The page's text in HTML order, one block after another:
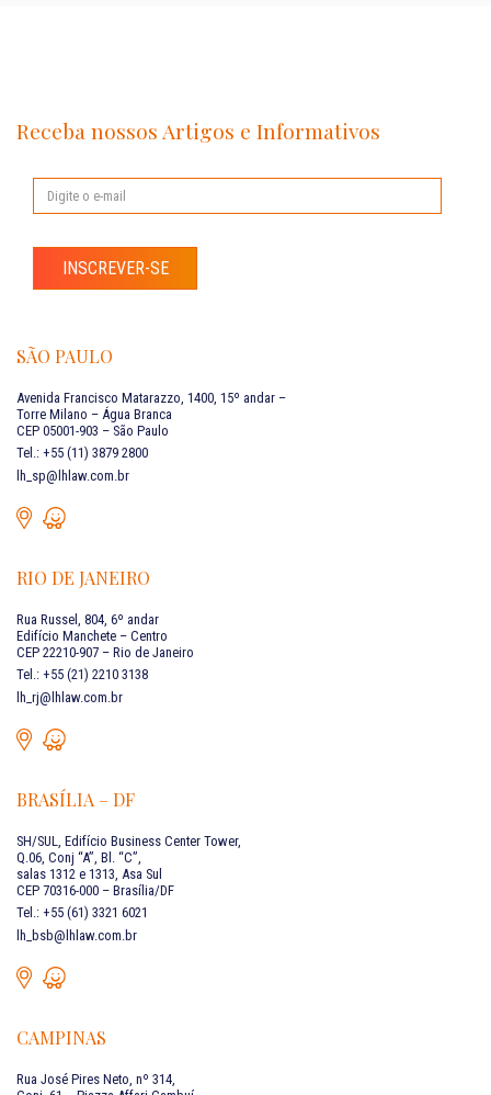
Receba nossos Artigos e Informativos
INSCREVER-SE
SÃO PAULO
Avenida Francisco Matarazzo, 1400, 15º andar –
Torre Milano – Água Branca
CEP 05001-903 – São Paulo
Tel.: +55 (11) 3879 2800
lh_sp@lhlaw.com.br
RIO DE JANEIRO
Rua Russel, 804, 6º andar
Edifício Manchete – Centro
CEP 22210-907 – Rio de Janeiro
Tel.: +55 (21) 2210 3138
lh_rj@lhlaw.com.br
BRASÍLIA – DF
SH/SUL, Edifício Business Center Tower,
Q.06, Conj “A”, Bl. “C”,
salas 1312 e 1313, Asa Sul
CEP 70316-000 – Brasília/DF
Tel.: +55 (61) 3321 6021
lh_bsb@lhlaw.com.br
CAMPINAS
Rua José Pires Neto, nº 314,